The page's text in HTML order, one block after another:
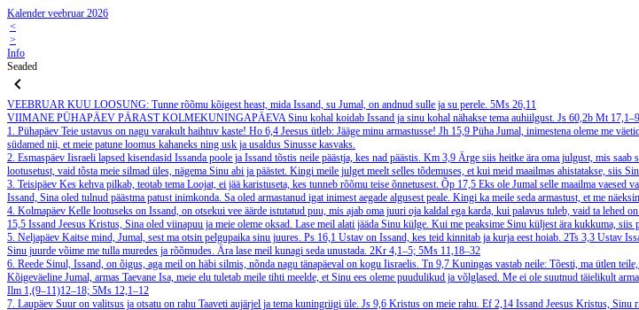
Kalender veebruar 2026
<
>
Info
Seaded
VEEBRUAR KUU LOOSUNG: Tunne rõõmu kõigest heast, mida Issand, su Jumal, on andnud sulle ja su perele. 5Ms 26,11
VIIMANE PÜHAPÄEV PÄRAST KOLMEKUNINGAPÄEVASinu kohal koidab Issand ja sinu kohal nähakse tema auhiilgust. Js 60,2b Mt
1. Pühapäev Teie ustavus on nagu varakult haihtuv kaste! Ho 6,4 Jeesus ütleb: Jääge minu armastusse! Jh 15,9 Püha Jumal, inimestena oleme me
südamed nii, et meie patune loomus kahaneks ning usk ja usaldus Sinusse kasvaks.
2. Esmaspäev Iisraeli lapsed kisendasid Issanda poole ja Issand tõstis neile päästja, kes nad päästis. Km 3,9 Ärge siis heitke ära oma julgust, mis saab
lootusetust, vaid tõsta meie silmad üles, nägema Sinu abi ja päästet. Kingi meile julget meelt selles tõdemuses, et kui meid maailmas ahistatakse, siis
3. Teisipäev Kes kehva pilkab, teotab tema Loojat, ei jää karistuseta, kes tunneb rõõmu teise õnnetusest. Õp 17,5 Eks ole Jumal selle maailma vaesed
Issand, Sina oled tulnud päästma patust inimkonda. Sa oled armastanud igat inimest aegade algusest peale. Kingi ka meile seda armastust, et me
4. Kolmapäev Kelle lootuseks on Issand, on otsekui vee äärde istutatud puu, mis ajab oma juuri oja kaldal ega karda, kui palavus tuleb, vaid ta lehed
15,5 Issand Jeesus Kristus, Sina oled viinapuu ja meie oleme oksad. Lase meil alati jääda Sinu külge. Kui me peaksime Sinu küljest ära kukkuma, siis
5. Neljapäev Kaitse mind, Jumal, sest ma otsin pelgupaika sinu juures. Ps 16,1 Ustav on Issand, kes teid kinnitab ja kurja eest hoiab. 2Ts 3,3 Ustav
Sinu juurde võime me tulla muredes ja rõõmudes. Ära lase meil kunagi seda unustada. 2Kr 4,1–5; 5Ms 11,18–32
6. Reede Sinul, Issand, on õigus, aga meil on häbi silmis, nõnda nagu tänapäeval on kogu Iisraelis. Tn 9,7 Kuningas vastab neile: Tõesti, ma ütlen
Kõigeväeline Jumal, armas Taevane Isa, meie elu tuletab meile tihti meelde, et Sinu ees oleme puudulikud ja võlglased. Me ei ole suutnud täielikult
Ilm 1,(9–11)12–18; 5Ms 12,1–12
7. Laupäev Suur on valitsus ja otsatu on rahu Taaveti aujärjel ja tema kuningriigi üle. Js 9,6 Kristus on meie rahu. Ef 2,14 Issand Jeesus Kristus, Sinu